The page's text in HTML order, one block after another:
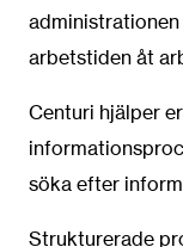
arbetstiden åt
Centuri hjälper
söka efter
Strukturerade